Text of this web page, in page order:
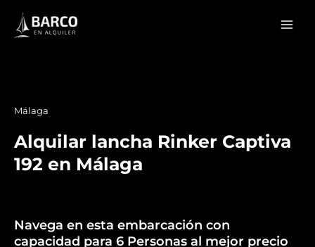
contenido
Málaga
Alquilar lancha Rinker Captiva
192 en Málaga
Navega en esta embarcación con
capacidad para 6 Personas al mejor precio